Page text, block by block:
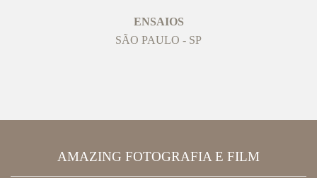
ENSAIOS
SÃO PAULO - SP
AMAZING FOTOGRAFIA E FILM